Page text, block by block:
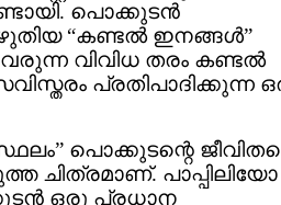
പൊക്കുടൻ
“കണ്ടൽ ഇനങ്ങൾ”
വിവിധ തരം കണ്ടൽ
പ്രതിപാദിക്കുന്ന
പൊക്കുടന്റെ
ചിത്രമാണ്. പാപ്പിലിയോ
ഒരു പ്രധാന